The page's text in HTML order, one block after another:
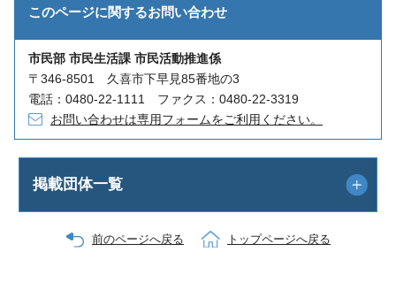
このページに関するお問い合わせ
市民部 市民生活課 市民活動推進係
〒346-8501 久喜市下早見85番地の3
電話：0480-22-1111 ファクス：0480-22-3319
お問い合わせは専用フォームをご利用ください。
掲載団体一覧
前のページへ戻る トップページへ戻る